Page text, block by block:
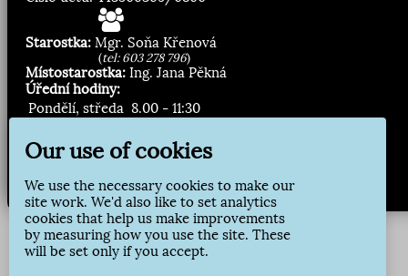
Starostka: Mgr. Soňa Křenová
(tel: 603 278 796)
Místostarostka: Ing. Jana Pěkná
Úřední hodiny:
Pondělí, středa 8.00 - 11:30
Zasílání novinek:
Přihlásit odběr
Our use of cookies
We use the necessary cookies to make our
site work. We'd also like to set analytics
cookies that help us make improvements
by measuring how you use the site. These
will be set only if you accept.